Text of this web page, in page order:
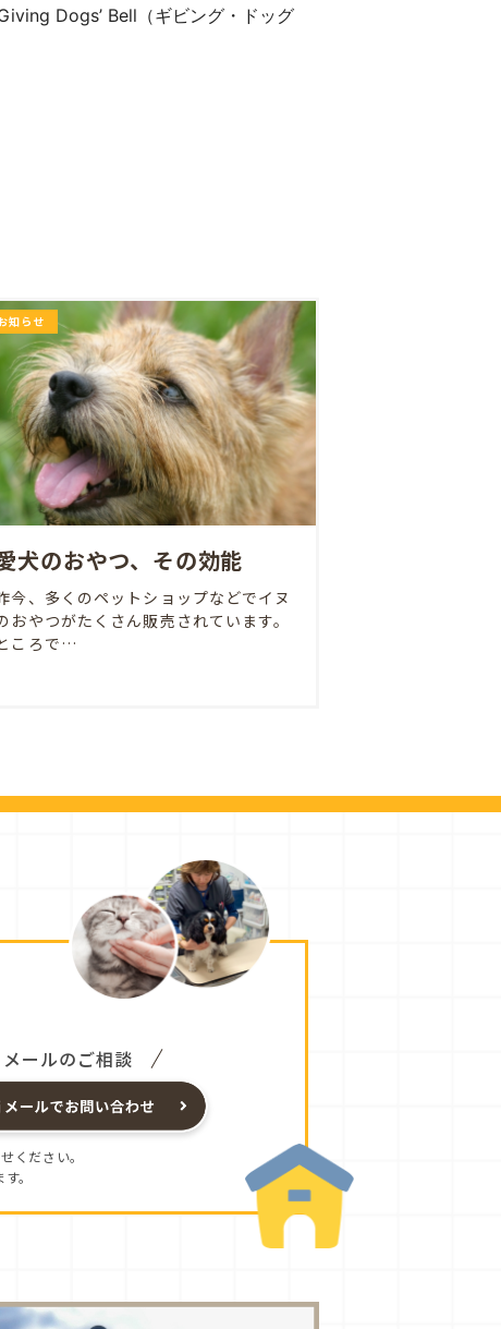
Dogs’ Bell（ギビング・ドッグ
知らせ
犬のおやつ、その効能
今、多くのペットショップなどでイヌ
おやつがたくさん販売されています。
ころで…
メールのご相談
ください。
。